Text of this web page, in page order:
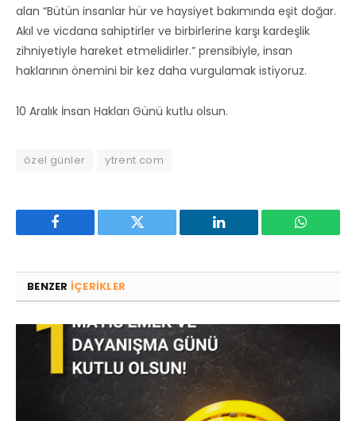
alan “Bütün insanlar hür ve haysiyet bakımında eşit doğar.
Akıl ve vicdana sahiptirler ve birbirlerine karşı kardeşlik
zihniyetiyle hareket etmelidirler.” prensibiyle, insan
haklarının önemini bir kez daha vurgulamak istiyoruz.
10 Aralık İnsan Hakları Günü kutlu olsun.
özel günler ytrent.com
Facebook Twitter LinkedIn
BENZER IÇERIKLER